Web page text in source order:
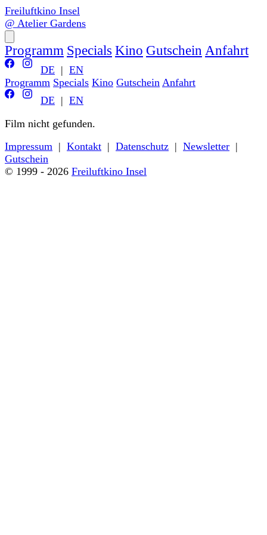
Freiluftkino Insel
@ Atelier Gardens
Programm Specials Kino Gutschein Anfahrt
DE | EN
Programm Specials Kino Gutschein Anfahrt
DE | EN
Film nicht gefunden.
Impressum | Kontakt | Datenschutz | Newsletter |
Gutschein
© 1999 - 2026 Freiluftkino Insel